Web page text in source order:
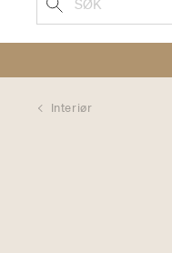
SØK
Interiør